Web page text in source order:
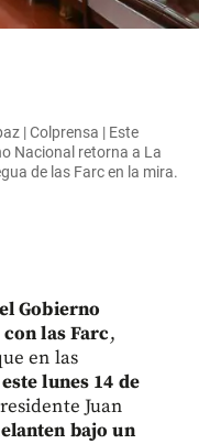
| Colprensa | Este
Nacional retorna a La
de las Farc en la mira.
Gobierno
las Farc,
en las
lunes 14 de
Juan
bajo un